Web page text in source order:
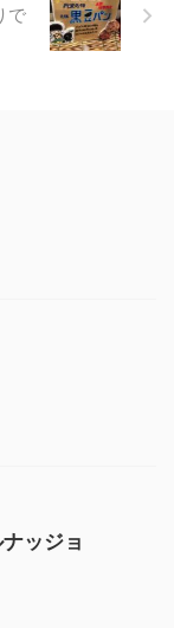
で
ッジョ